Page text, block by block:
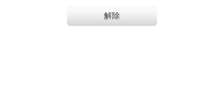
解除